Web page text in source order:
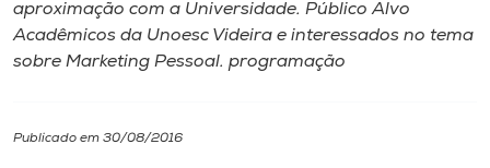
A
Internacionalização
aproximação com a Universidade. Público Alvo
Acadêmicos da Unoesc Videira e interessados no tema
sobre Marketing Pessoal. programação
Publicado em 30/08/2016